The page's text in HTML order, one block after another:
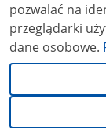
pozwalać na
przeglądarki
dane osobowe.